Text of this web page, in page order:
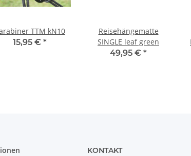
TTM kN10
15,95 € *
Reisehängematte
SINGLE leaf green
49,95 € *
KONTAKT